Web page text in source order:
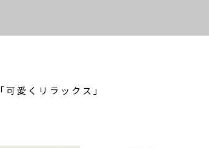
「可愛くリラックス」